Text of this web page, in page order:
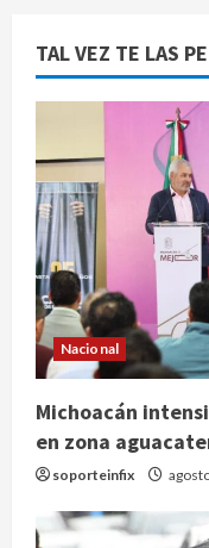
TAL VEZ TE LAS
Nacional
Michoacán
en zona
soporteinfix